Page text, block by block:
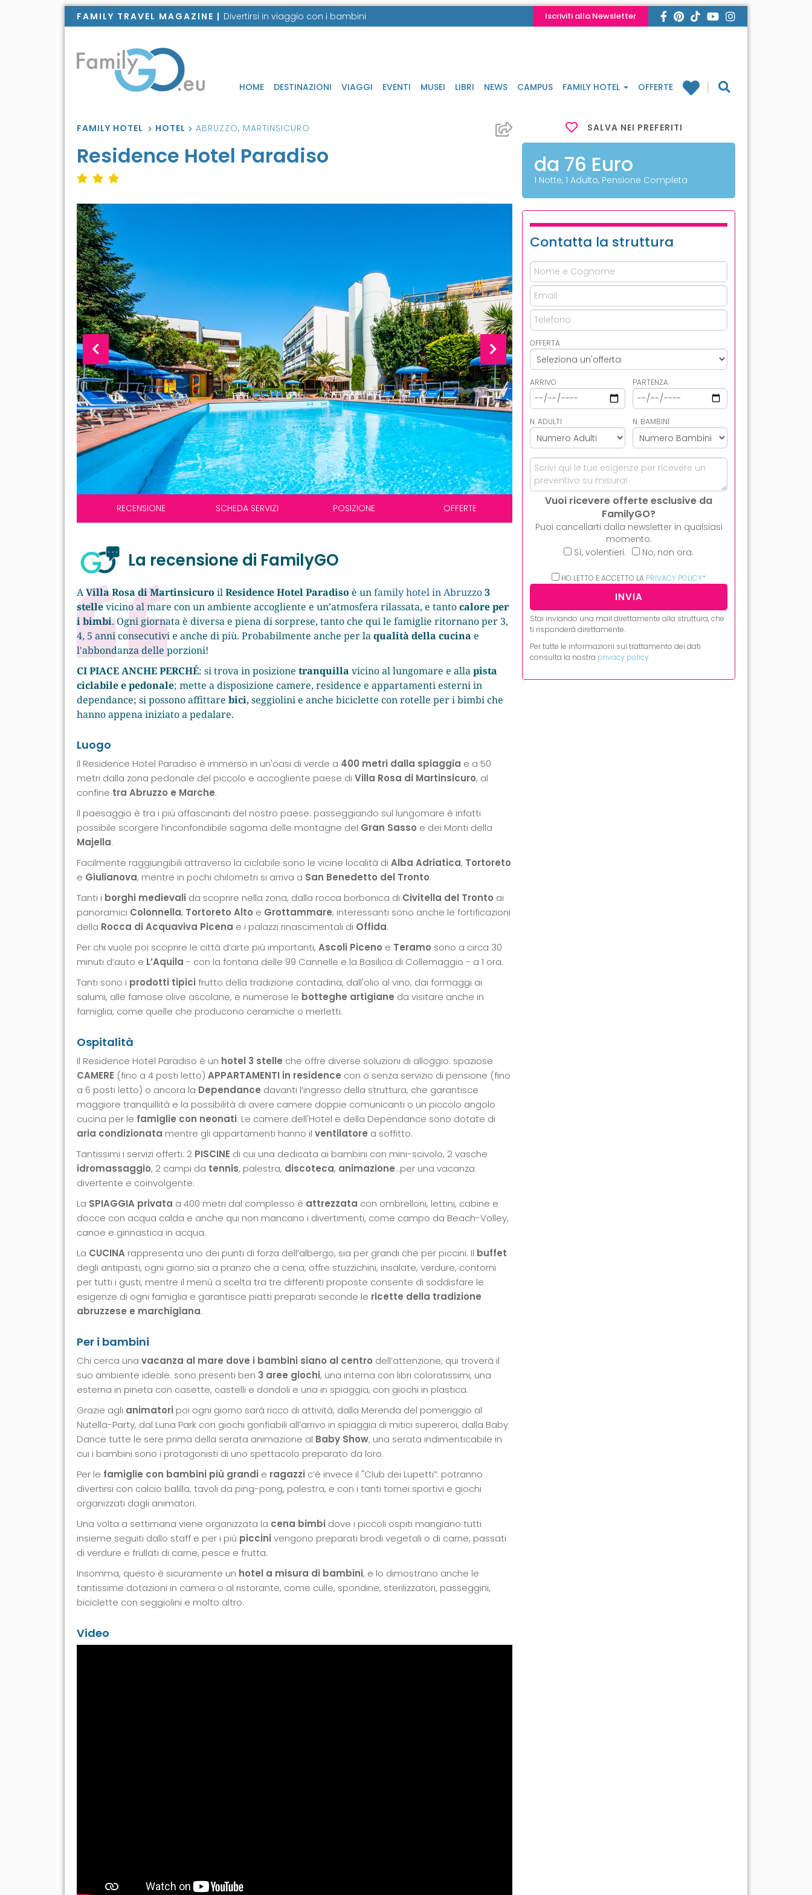
FAMILY TRAVEL MAGAZINE | Divertirsi in viaggio con i bambini Iscriviti alla Newsletter
HOME DESTINAZIONI VIAGGI EVENTI MUSEI LIBRI NEWS CAMPUS FAMILY HOTEL OFFERTE
FAMILY HOTEL HOTEL ABRUZZO, MARTINSICURO
Residence Hotel Paradiso
RECENSIONE SCHEDA SERVIZI POSIZIONE OFFERTE
La recensione di FamilyGO
AVilla Rosa di Martinsicuro ilResidence Hotel Paradiso è unfamily hotel in Abruzzo3
stellevicino al mare con un ambiente accogliente e un’atmosfera rilassata, e tantocalore per
i bimbi. Ogni giornata è diversa e piena di sorprese, tanto che qui le famiglie ritornano per 3,
4, 5 anni consecutivi e anche di più. Probabilmente anche per laqualità della cucina e
l'abbondanza delle porzioni!
CI PIACE ANCHE PERCHÉ: si trova in posizione tranquilla vicino al lungomare e allapista
ciclabile e pedonale; mette a disposizione camere, residence e appartamenti esterni in
dependance; si possono affittare bici, seggiolini e anche biciclette con rotelle per i bimbi che
hanno appena iniziato a pedalare.
Luogo
Il Residence Hotel Paradiso è immerso in un'oasi di verde a 400 metri dalla spiaggia e a 50
metri dalla zona pedonale del piccolo e accogliente paese di Villa Rosa di Martinsicuro, al
confine tra Abruzzo e Marche.
Il paesaggio è tra i più affascinanti del nostro paese: passeggiando sul lungomare è infatti
possibile scorgere l’inconfondibile sagoma delle montagne del Gran Sasso e dei Monti della
Majella.
Facilmente raggiungibili attraverso la ciclabile sono le vicine località di Alba Adriatica, Tortoreto
e Giulianova, mentre in pochi chilometri si arriva a San Benedetto del Tronto.
Tanti i borghi medievali da scoprire nella zona, dalla rocca borbonica di Civitella del Tronto ai
panoramici Colonnella, Tortoreto Alto e Grottammare; interessanti sono anche le fortificazioni
della Rocca di Acquaviva Picena e i palazzi rinascimentali di Offida.
Per chi vuole poi scoprire le città d’arte più importanti, Ascoli Piceno e Teramo sono a circa 30
minuti d’auto e L’Aquila - con la fontana delle 99 Cannelle e la Basilica di Collemaggio - a 1 ora.
Tanti sono i prodotti tipici frutto della tradizione contadina, dall'olio al vino, dai formaggi ai
salumi, alle famose olive ascolane, e numerose le botteghe artigiane da visitare anche in
famiglia, come quelle che producono ceramiche o merletti.
Ospitalità
Il Residence Hotel Paradiso è un hotel 3 stelle che offre diverse soluzioni di alloggio: spaziose
CAMERE (fino a 4 posti letto) APPARTAMENTI in residence con o senza servizio di pensione (fino
a 6 posti letto) o ancora la Dependance davanti l’ingresso della struttura, che garantisce
maggiore tranquillità e la possibilità di avere camere doppie comunicanti o un piccolo angolo
cucina per le famiglie con neonati. Le camere dell'Hotel e della Dependance sono dotate di
aria condizionata mentre gli appartamenti hanno il ventilatore a soffitto.
Tantissimi i servizi offerti: 2 PISCINE di cui una dedicata ai bambini con mini-scivolo, 2 vasche
idromassaggio, 2 campi da tennis, palestra, discoteca, animazione…per una vacanza
divertente e coinvolgente.
La SPIAGGIA privata a 400 metri dal complesso è attrezzata con ombrelloni, lettini, cabine e
docce con acqua calda e anche qui non mancano i divertimenti, come campo da Beach-Volley,
canoe e ginnastica in acqua.
La CUCINA rappresenta uno dei punti di forza dell’albergo, sia per grandi che per piccini. Il buffet
degli antipasti, ogni giorno sia a pranzo che a cena, offre stuzzichini, insalate, verdure, contorni
per tutti i gusti, mentre il menù a scelta tra tre differenti proposte consente di soddisfare le
esigenze di ogni famiglia e garantisce piatti preparati seconde le ricette della tradizione
abruzzese e marchigiana.
Per i bambini
Chi cerca una vacanza al mare dove i bambini siano al centro dell’attenzione, qui troverà il
suo ambiente ideale: sono presenti ben 3 aree giochi, una interna con libri coloratissimi, una
esterna in pineta con casette, castelli e dondoli e una in spiaggia, con giochi in plastica.
Grazie agli animatori poi ogni giorno sarà ricco di attività, dalla Merenda del pomeriggio al
Nutella-Party, dal Luna Park con giochi gonfiabili all’arrivo in spiaggia di mitici supereroi, dalla Baby
Dance tutte le sere prima della serata animazione al Baby Show, una serata indimenticabile in
cui i bambini sono i protagonisti di uno spettacolo preparato da loro.
Per le famiglie con bambini più grandi e ragazzi c’è invece il "Club dei Lupetti”: potranno
divertirsi con calcio balilla, tavoli da ping-pong, palestra, e con i tanti tornei sportivi e giochi
organizzati dagli animatori.
Una volta a settimana viene organizzata la cena bimbi dove i piccoli ospiti mangiano tutti
insieme seguiti dallo staff e per i più piccini vengono preparati brodi vegetali o di carne, passati
di verdure e frullati di carne, pesce e frutta.
Insomma, questo è sicuramente un hotel a misura di bambini, e lo dimostrano anche le
tantissime dotazioni in camera o al ristorante, come culle, spondine, sterilizzatori, passeggini,
biciclette con seggiolini e molto altro.
Video
SALVA NEI PREFERITI
da 76 Euro
1 Notte, 1 Adulto, Pensione Completa
Contatta la struttura
OFFERTA
ARRIVO PARTENZA
N. ADULTI N. BAMBINI
Vuoi ricevere offerte esclusive da
FamilyGO?
Puoi cancellarti dalla newsletter in qualsiasi
momento.
Sì, volentieri.
No, non ora.
HO LETTO E ACCETTO LA PRIVACY POLICY*
Stai inviando una mail direttamente alla struttura, che
ti risponderà direttamente.
Per tutte le informazioni sul trattamento dei dati
consulta la nostra privacy policy